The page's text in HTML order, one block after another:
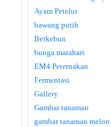
Ayam Petelur
bawang putih
Berkebun
bunga matahari
EM4 Peternakan
Fermentasi
Gallery
Gambar tanaman
gambar tanaman melon